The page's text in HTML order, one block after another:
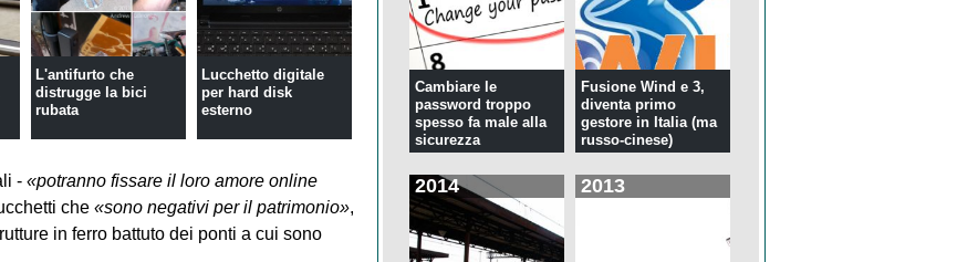
L'antifurto che
distrugge la bici
rubata
Lucchetto digitale
per hard disk
esterno
- «potranno fissare il loro amore online
che «sono negativi per il patrimonio»,
in ferro battuto dei ponti a cui sono
Cambiare le
password troppo
spesso fa male alla
sicurezza
Fusione Wind e 3,
diventa primo
gestore in Italia (ma
russo-cinese)
2014 2013